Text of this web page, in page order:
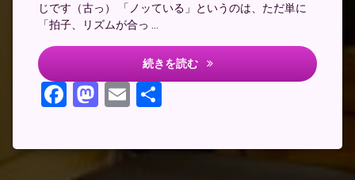
じです（古っ） 「ノッている」というのは、ただ単に
「拍子、リズムが合っ …
続きを読む バンドで弾く
Facebook
Mastodon
Email